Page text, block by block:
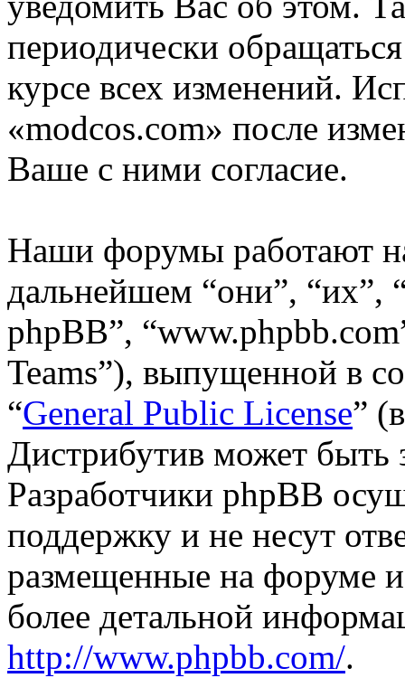
периодически
курсе всех изменений.
«modcos.com» после
Ваше с ними согласие.
Наши форумы работают
дальнейшем “они”, “их”,
phpBB”,
Teams”), выпущенной в
“General Public License”
Дистрибутив может быть
Разработчики phpBB
поддержку и не несут
размещенные на форуме
более детальной
http://www.phpbb.com/.